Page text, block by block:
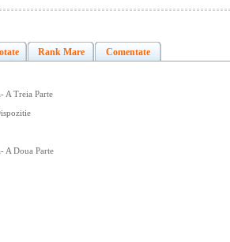
Rank Mare Comentate
A Treia Parte
A Doua Parte